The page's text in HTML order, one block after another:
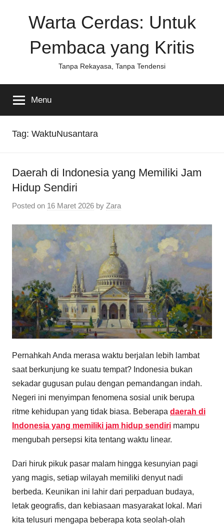
Warta Cerdas: Untuk
Pembaca yang Kritis
Tanpa Rekayasa, Tanpa Tendensi
Menu
Tag: WaktuNusantara
Daerah di Indonesia yang Memiliki Jam
Hidup Sendiri
Posted on 16 Maret 2026 by Zara
Pernahkah Anda merasa waktu berjalan lebih lambat
saat berkunjung ke suatu tempat? Indonesia bukan
sekadar gugusan pulau dengan pemandangan indah.
Negeri ini menyimpan fenomena sosial unik berupa
ritme kehidupan yang tidak biasa. Beberapa daerah di
Indonesia yang memiliki jam hidup sendiri mampu
mengubah persepsi kita tentang waktu linear.
Dari hiruk pikuk pasar malam hingga kesunyian pagi
yang magis, setiap wilayah memiliki denyut nadi
berbeda. Keunikan ini lahir dari perpaduan budaya,
letak geografis, dan kebiasaan masyarakat lokal. Mari
kita telusuri mengapa beberapa kota seolah-olah